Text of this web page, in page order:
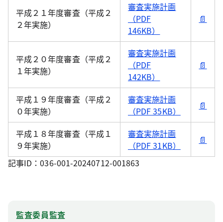
平成２１年度審査（平成２
２年実施）
審査実施計画
（PDF
146KB）
📄
平成２０年度審査（平成２
１年実施）
審査実施計画
（PDF
142KB）
📄
平成１９年度審査（平成２
０年実施）
審査実施計画
（PDF 35KB）
📄
平成１８年度審査（平成１
９年実施）
審査実施計画
（PDF 31KB）
📄
記事ID：036-001-20240712-001863
監査委員監査